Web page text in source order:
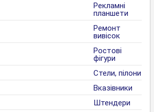
Рекламні
планшети
Ремонт
вивісок
Ростові
фігури
Стели, пілони
Вказівники
Штендери